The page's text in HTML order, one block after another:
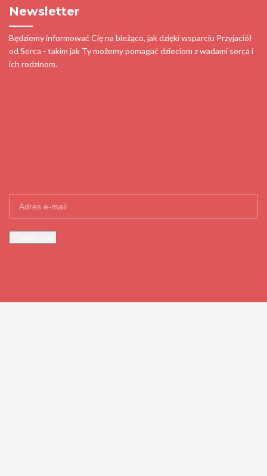
Newsletter
Będziemy informować Cię na bieżąco, jak dzięki wsparciu Przyjaciół
od Serca - takim jak Ty możemy pomagać dzieciom z wadami serca i
ich rodzinom.